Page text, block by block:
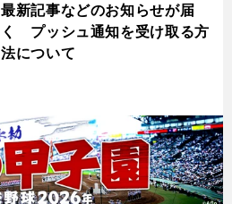
最新記事などのお知らせが届
く プッシュ通知を受け取る方
法について